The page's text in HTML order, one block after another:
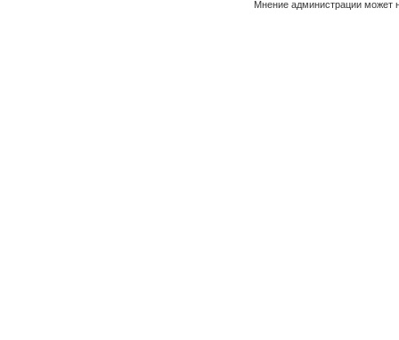
Мнение администрации может